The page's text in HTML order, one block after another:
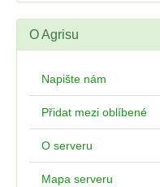
O Agrisu
Napište nám
Přidat mezi oblíbené
O serveru
Mapa serveru